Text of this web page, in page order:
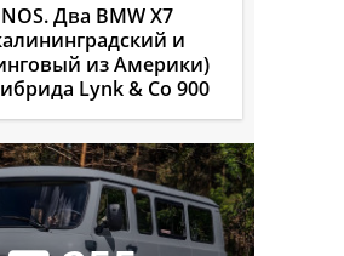
Два BMW X7
и
из Америки)
Lynk & Co 900